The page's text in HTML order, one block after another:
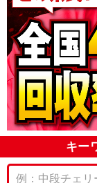
キー